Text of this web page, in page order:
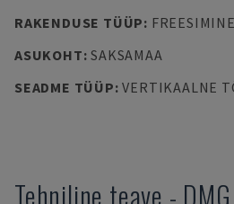
RAKENDUSE TÜÜP: FREESIMINE
ASUKOHT:SAKSAMAA
SEADME TÜÜP:VERTIKAALNE
Tehniline teave -